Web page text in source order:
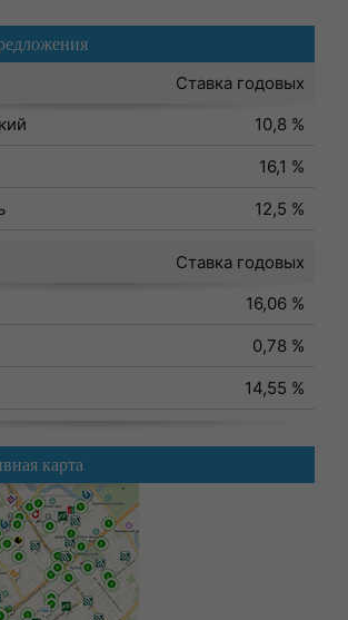
Ставка годовых
10,8 %
16,1 %
12,5 %
Ставка годовых
16,06 %
0,78 %
14,55 %
карта